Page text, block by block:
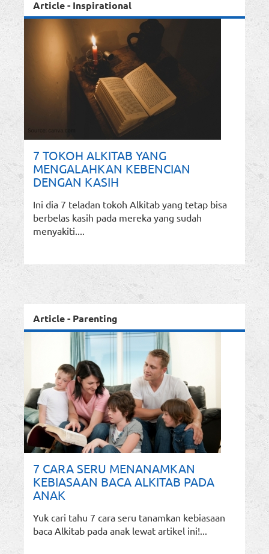
Article - Inspirational
7 TOKOH ALKITAB YANG
MENGALAHKAN KEBENCIAN
DENGAN KASIH
Ini dia 7 teladan tokoh Alkitab yang tetap bisa
berbelas kasih pada mereka yang sudah
menyakiti....
Article - Parenting
7 CARA SERU MENANAMKAN
KEBIASAAN BACA ALKITAB PADA
ANAK
Yuk cari tahu 7 cara seru tanamkan kebiasaan
baca Alkitab pada anak lewat artikel ini!...